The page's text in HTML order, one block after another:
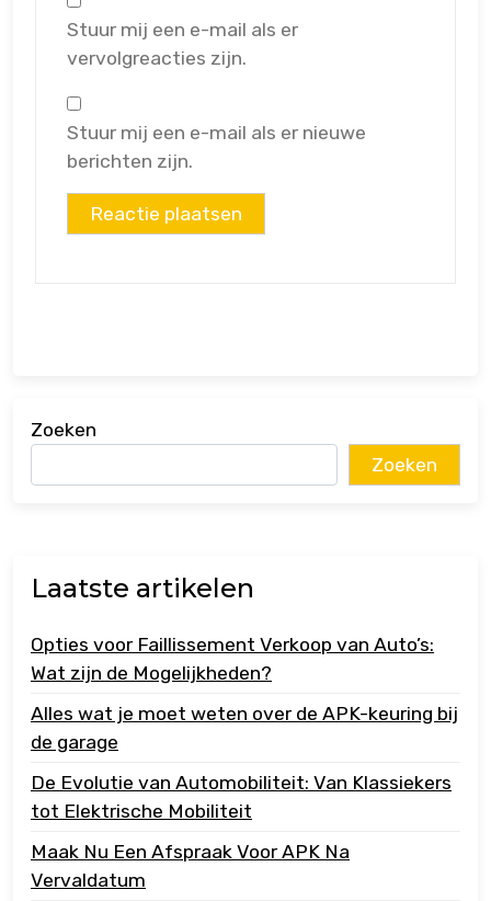
Stuur mij een e-mail als er
vervolgreacties zijn.
Stuur mij een e-mail als er nieuwe
berichten zijn.
Zoeken
Zoeken
Laatste artikelen
Opties voor Faillissement Verkoop van Auto’s:
Wat zijn de Mogelijkheden?
Alles wat je moet weten over de APK-keuring bij
de garage
De Evolutie van Automobiliteit: Van Klassiekers
tot Elektrische Mobiliteit
Maak Nu Een Afspraak Voor APK Na
Vervaldatum